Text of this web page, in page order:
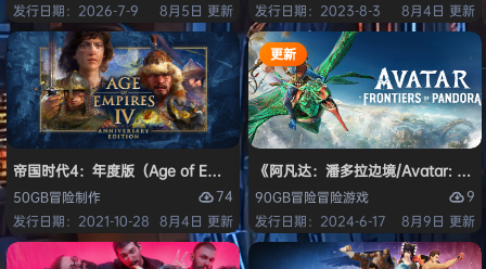
发行日期：2026-7-9
8月5日 更新
发行日期：2023-8-3
8月4日 更新
帝国时代4：年度版（Age of Empires IV: Anniversary Edition）免安装
50GB冒险制作
74
发行日期：2021-10-28 8月4日 更新
更新
《阿凡达：潘多拉边境/Avatar:
90GB冒险冒险游戏
9
发行日期：2024-6-17
8月9日 更新